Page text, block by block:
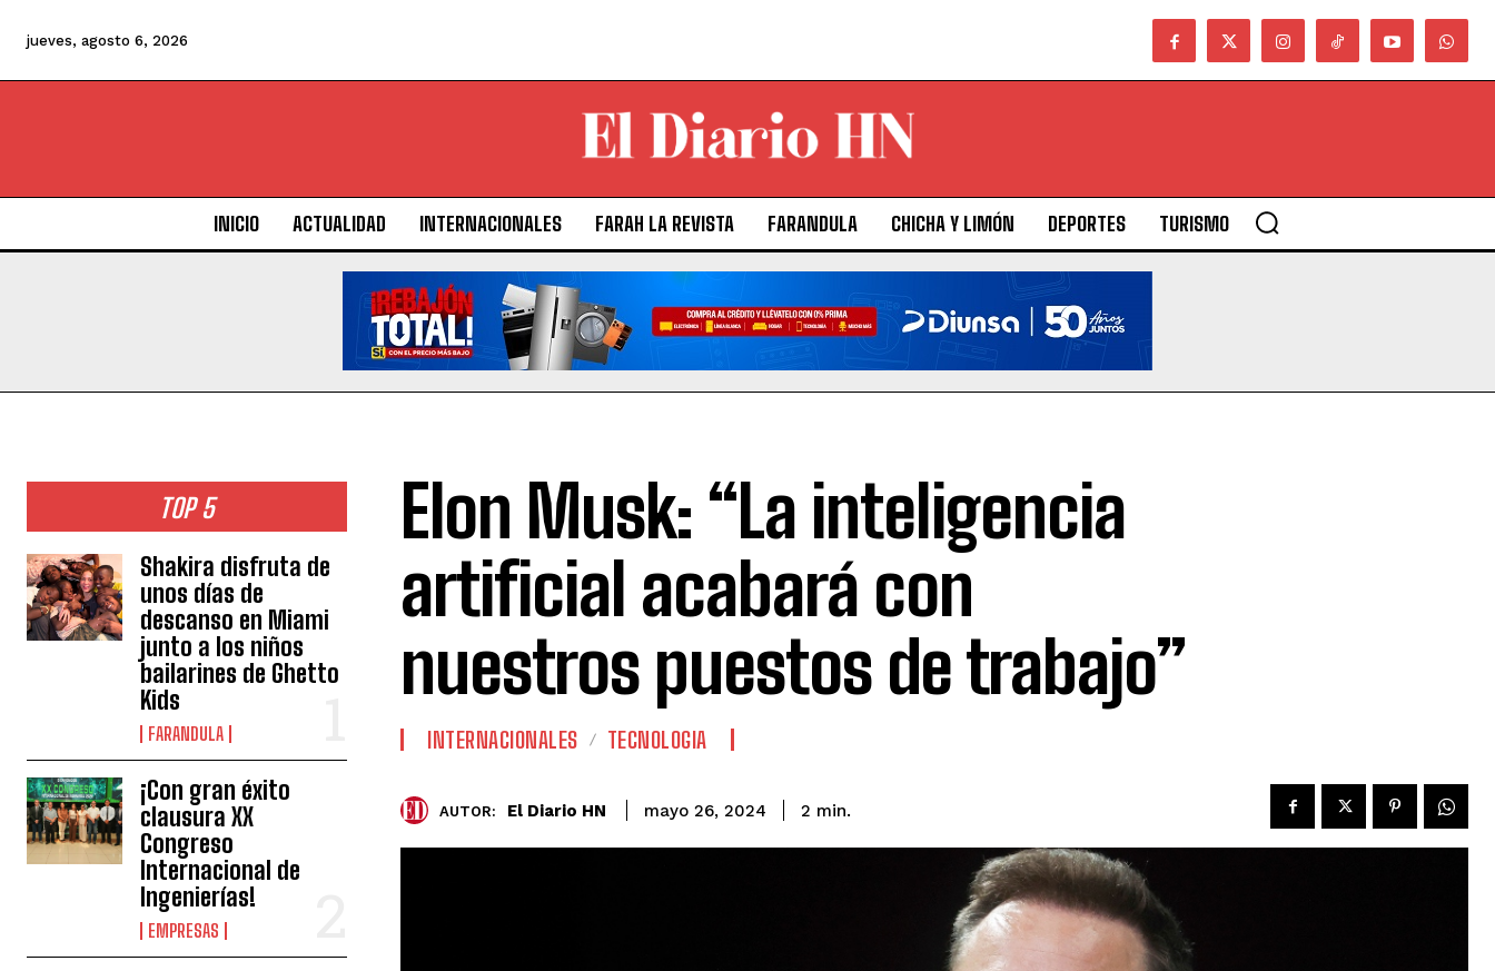
jueves, agosto 6, 2026
INICIO ACTUALIDAD INTERNACIONALES FARAH LA REVISTA FARANDULA CHICHA Y LIMÓN DEPORTES TURISMO
TOP 5
Shakira disfruta de
unos días de
descanso en Miami
junto a los niños
bailarines de Ghetto
Kids
FARANDULA
¡Con gran éxito
clausura XX
Congreso
Internacional de
Ingenierías!
EMPRESAS
Elon Musk: “La inteligencia
artificial acabará con
nuestros puestos de trabajo”
INTERNACIONALES TECNOLOGIA
AUTOR: El Diario HN mayo 26, 2024 2 min.